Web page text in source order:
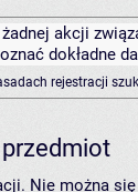
akcji
dokładne
rejestracji
Nie można